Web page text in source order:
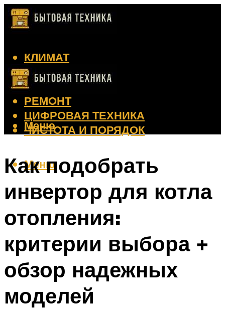
КЛИМАТ
КРАСОТА
КУХНЯ
РЕМОНТ
ЦИФРОВАЯ ТЕХНИКА
ЧИСТОТА И ПОРЯДОК
Меню
Меню
Как подобрать
инвертор для котла
отопления:
критерии выбора +
обзор надежных
моделей